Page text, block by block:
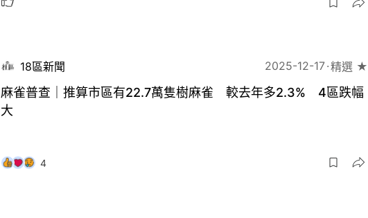
18區新聞 2025-12-17 精選 ★
麻雀普查｜推算市區有22.7萬隻樹麻雀 較去年多2.3% 4區跌幅
大
4